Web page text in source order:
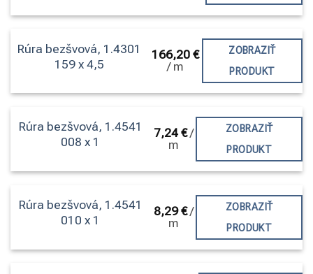
Rúra bezšvová, 1.4301
159 x 4,5
166,20 €
/ m
ZOBRAZIŤ
PRODUKT
Rúra bezšvová, 1.4541
008 x 1
7,24 €/
m
ZOBRAZIŤ
PRODUKT
Rúra bezšvová, 1.4541
010 x 1
8,29€/
m
ZOBRAZIŤ
PRODUKT